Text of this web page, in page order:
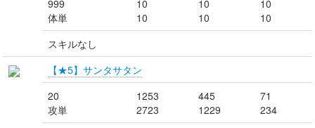
999
体単
10
10
10
10
10
10
スキルなし
【★5】サンタサタン
20
攻単
1253
2723
445
1229
71
234